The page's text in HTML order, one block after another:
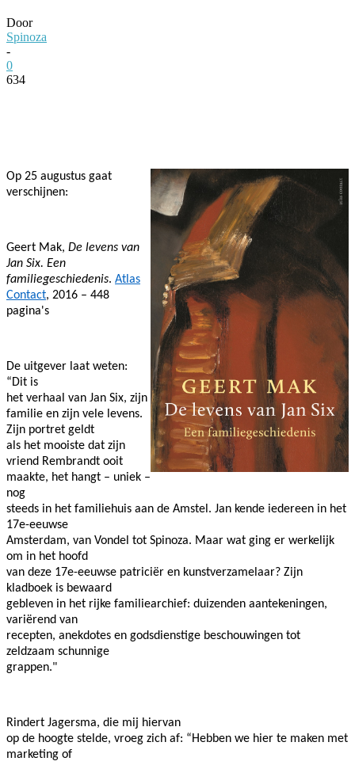
Door
Spinoza
-
0
634
Op 25 augustus gaat
verschijnen:
Geert Mak, De levens van
Jan Six. Een
familiegeschiedenis. Atlas
Contact, 2016 – 448
pagina's
De uitgever laat weten:
“Dit is
het verhaal van Jan Six, zijn
familie en zijn vele levens.
Zijn portret geldt
als het mooiste dat zijn
vriend Rembrandt ooit
maakte, het hangt – uniek –
nog
steeds in het familiehuis aan de Amstel. Jan kende iedereen in het
17e-eeuwse
Amsterdam, van Vondel tot Spinoza. Maar wat ging er werkelijk
om in het hoofd
van deze 17e-eeuwse patriciër en kunstverzamelaar? Zijn
kladboek is bewaard
gebleven in het rijke familiearchief: duizenden aantekeningen,
variërend van
recepten, anekdotes en godsdienstige beschouwingen tot
zeldzaam schunnige
grappen."
Rindert Jagersma, die mij hiervan
op de hoogte stelde, vroeg zich af: “Hebben we hier te maken met
marketing of